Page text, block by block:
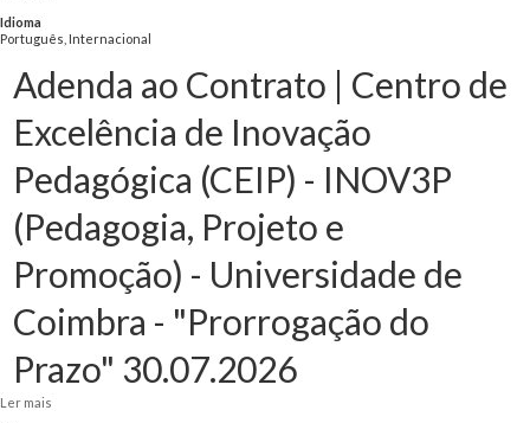
Idioma
Português, Internacional
Adenda ao Contrato | Centro de
Excelência de Inovação
Pedagógica (CEIP) - INOV3P
(Pedagogia, Projeto e
Promoção) - Universidade de
Coimbra - "Prorrogação do
Prazo" 30.07.2026
Ler mais